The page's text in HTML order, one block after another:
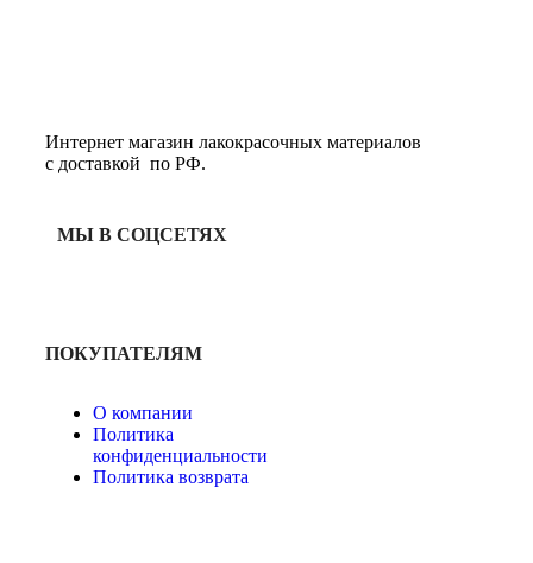
Интернет магазин лакокрасочных материалов
с доставкой по РФ.
МЫ В СОЦСЕТЯХ
ПОКУПАТЕЛЯМ
О компании
Политика
конфиденциальности
Политика возврата